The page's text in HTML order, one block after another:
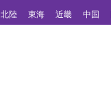
北陸 東海 近畿 中国